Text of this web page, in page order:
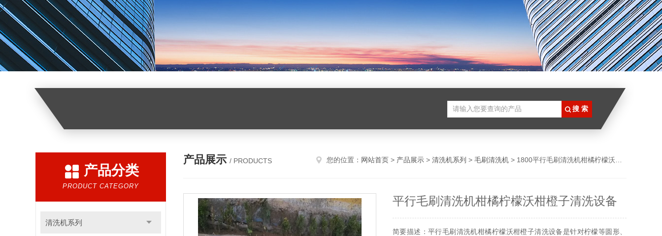
产品分类
PRODUCT CATEGORY
清洗机系列
产品展示 / PRODUCTS 您的位置： 网站首页 > 产品展示 > 清洗机系列 > 毛刷清洗机 > 1800平行毛刷清洗机柑橘柠檬沃柑橙子清洗设备
平行毛刷清洗机柑橘柠檬沃柑橙子清洗设备
简要描述：平行毛刷清洗机柑橘柠檬沃柑橙子清洗设备是针对柠檬等圆形、